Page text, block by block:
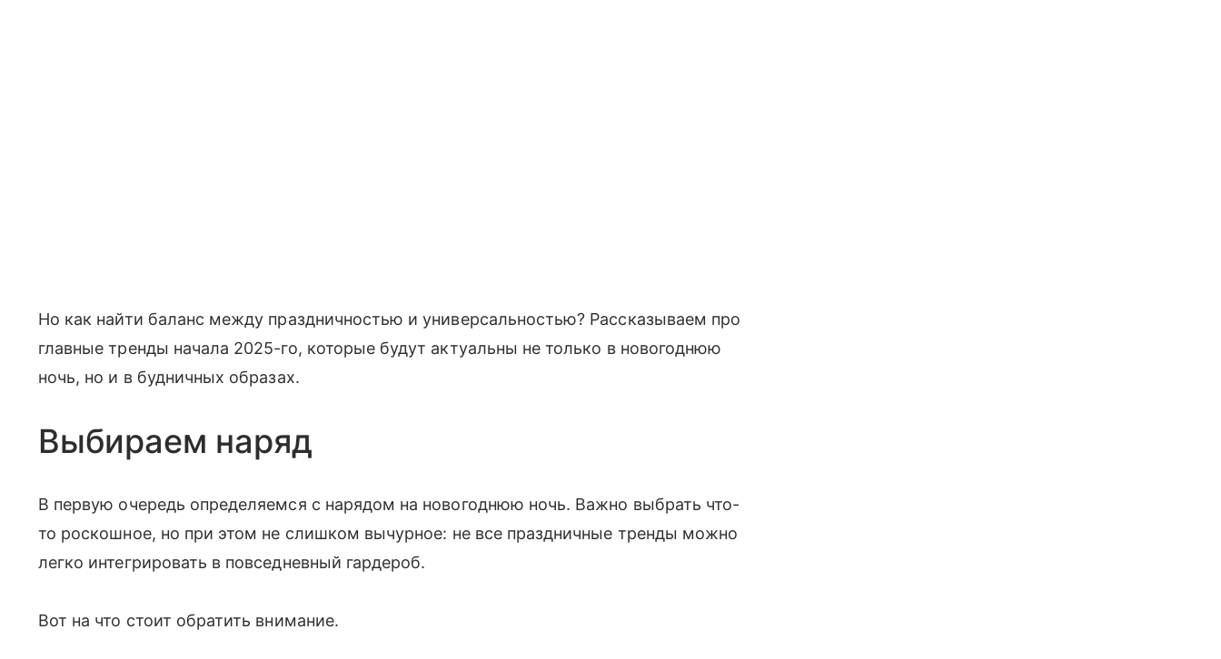
Но как найти баланс между праздничностью и универсальностью? Рассказываем про
главные тренды начала 2025-го, которые будут актуальны не только в новогоднюю
ночь, но и в будничных образах.
Выбираем наряд
В первую очередь определяемся с нарядом на новогоднюю ночь. Важно выбрать что-
то роскошное, но при этом не слишком вычурное: не все праздничные тренды можно
легко интегрировать в повседневный гардероб.
Вот на что стоит обратить внимание.